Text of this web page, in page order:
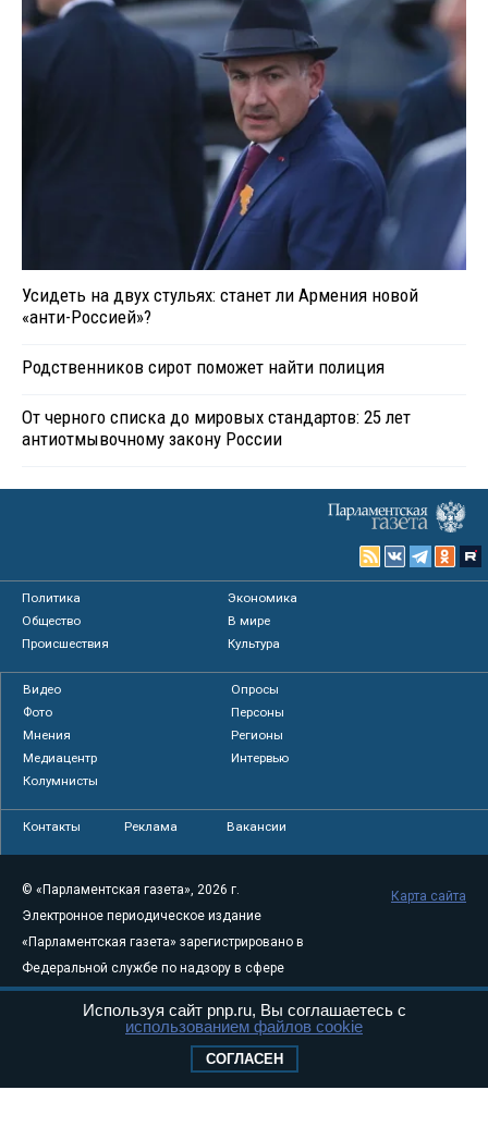
Усидеть на двух стульях: станет ли Армения новой
«анти-Россией»?
Родственников сирот поможет найти полиция
От черного списка до мировых стандартов: 25 лет
антиотмывочному закону России
Политика
Экономика
Общество
В мире
Происшествия
Культура
Видео
Опросы
Фото
Персоны
Мнения
Регионы
Медиацентр
Интервью
Колумнисты
Контакты Реклама Вакансии
© «Парламентская газета», 2026 г.
Электронное периодическое издание
«Парламентская газета» зарегистрировано в
Федеральной службе по надзору в сфере
связи, информационных технологий и
массовых коммуникаций (Роскомнадзор) 05
Свидетельство о регистрации Эл № ФС77-
Карта сайта
Используя сайт pnp.ru, Вы соглашаетесь с
использованием файлов cookie
СОГЛАСЕН